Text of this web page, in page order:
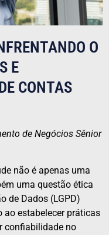
O
E
CONTAS
de Negócios Sênior
não é apenas uma
uma questão ética
de Dados (LGPD)
estabelecer práticas
confiabilidade no